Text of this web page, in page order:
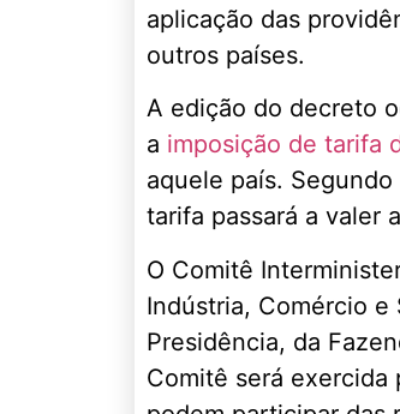
aplicação das
outros países.
A edição do decreto
a imposição de tarifa
aquele país.
tarifa passará a valer
O Comitê
Indústria, Comércio e
Presidência, da
Comitê será exercida